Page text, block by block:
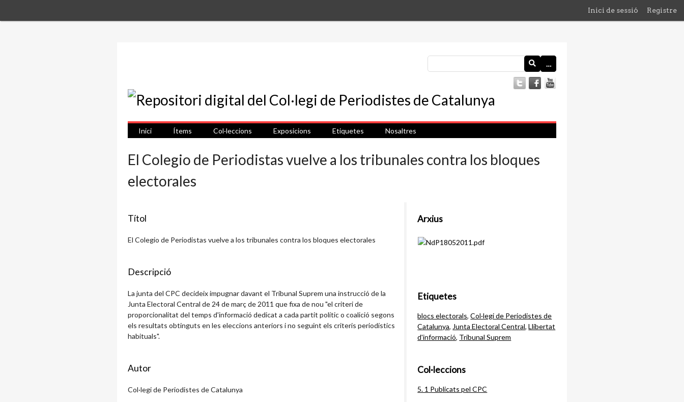
Inici de sessió Registre
…
Inici Ítems Col·leccions Exposicions Etiquetes Nosaltres
El Colegio de Periodistas vuelve a los tribunales contra los bloques
electorales
Títol
El Colegio de Periodistas vuelve a los tribunales contra los bloques electorales
Descripció
La junta del CPC decideix impugnar davant el Tribunal Suprem una instrucció de la
Junta Electoral Central de 24 de març de 2011 que fixa de nou "el criteri de
proporcionalitat del temps d'informació dedicat a cada partit polític o coalició segons
els resultats obtinguts en les eleccions anteriors i no seguint els criteris periodístics
habituals".
Autor
Col·legi de Periodistes de Catalunya
Arxius
Etiquetes
blocs electorals,Col·legi de Periodistes de
Catalunya, Junta Electoral Central,Llibertat
d'informació, Tribunal Suprem
Col·leccions
5. 1 Publicats pel CPC